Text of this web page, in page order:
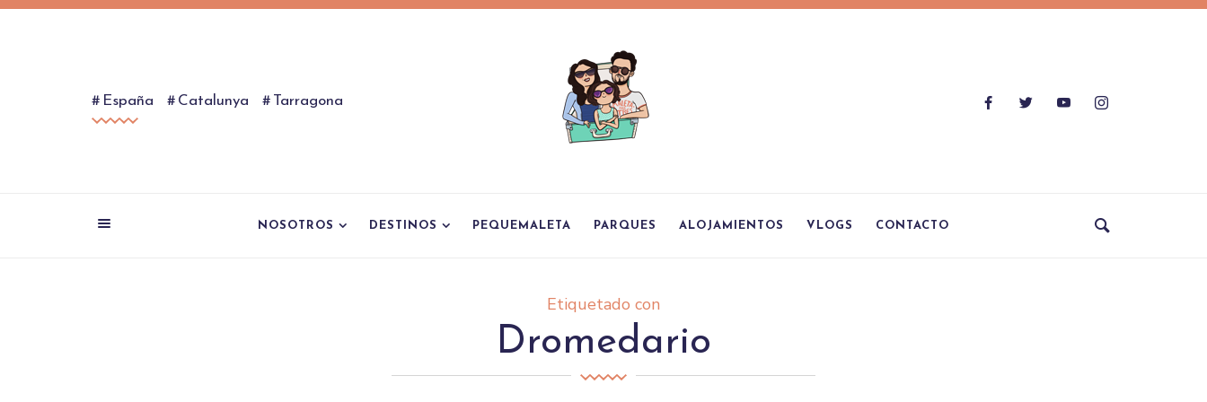
España Catalunya Tarragona
NOSOTROS DESTINOS PEQUEMALETA PARQUES ALOJAMIENTOS VLOGS CONTACTO
Etiquetado con
Dromedario